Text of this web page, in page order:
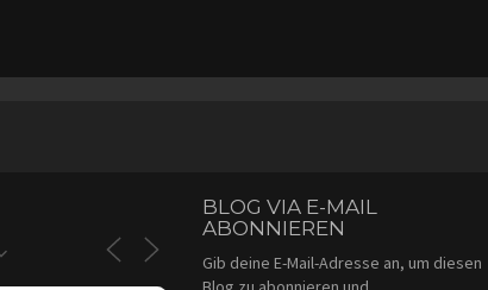
BLOG VIA E-MAIL
ABONNIEREN
Gib deine E-Mail-Adresse an, um diesen